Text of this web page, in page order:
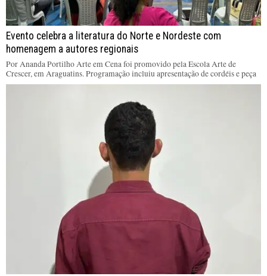
Evento celebra a literatura do Norte e Nordeste com
homenagem a autores regionais
Por Ananda Portilho Arte em Cena foi promovido pela Escola Arte de
Crescer, em Araguatins. Programação incluiu apresentação de cordéis e peça